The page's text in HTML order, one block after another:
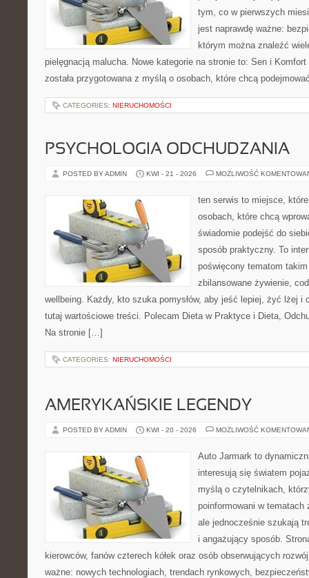
tym, co w pierwszych
jest naprawdę ważne:
którym można znaleźć
pielęgnacją malucha. Nowe kategorie na stronie to: Sen i
została przygotowana z myślą o osobach, które chcą
CATEGORIES: NIERUCHOMOŚCI
PSYCHOLOGIA ODCHUDZANIA
POSTED BY ADMIN KWI - 21 - 2026 MOŻLIWOŚĆ
ten serwis to miejsce,
osobach, które chcą
świadomie podejść do
sposób praktyczny. To
poświęcony tematom
zbilansowane żywienie,
wellbeing. Każdy, kto szuka pomysłów, aby jeść lepiej, żyć lżej i
tutaj wartościowe treści. Polecam Dieta w Praktyce i Dieta,
Na stronie […]
CATEGORIES: NIERUCHOMOŚCI
AMERYKAŃSKIE LEGENDY
POSTED BY ADMIN KWI - 20 - 2026 MOŻLIWOŚĆ
Auto Jarmark to
interesują się światem
myślą o czytelnikach,
poinformowani w
ale jednocześnie szukają
i angażujący sposób.
kierowców, fanów czterech kółek oraz osób obserwujących
ważne: nowych technologiach, trendach rynkowych,